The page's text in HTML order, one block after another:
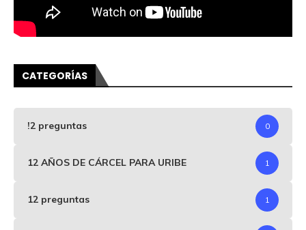
CATEGORÍAS
!2 preguntas 0
12 AÑOS DE CÁRCEL PARA URIBE 1
12 preguntas 1